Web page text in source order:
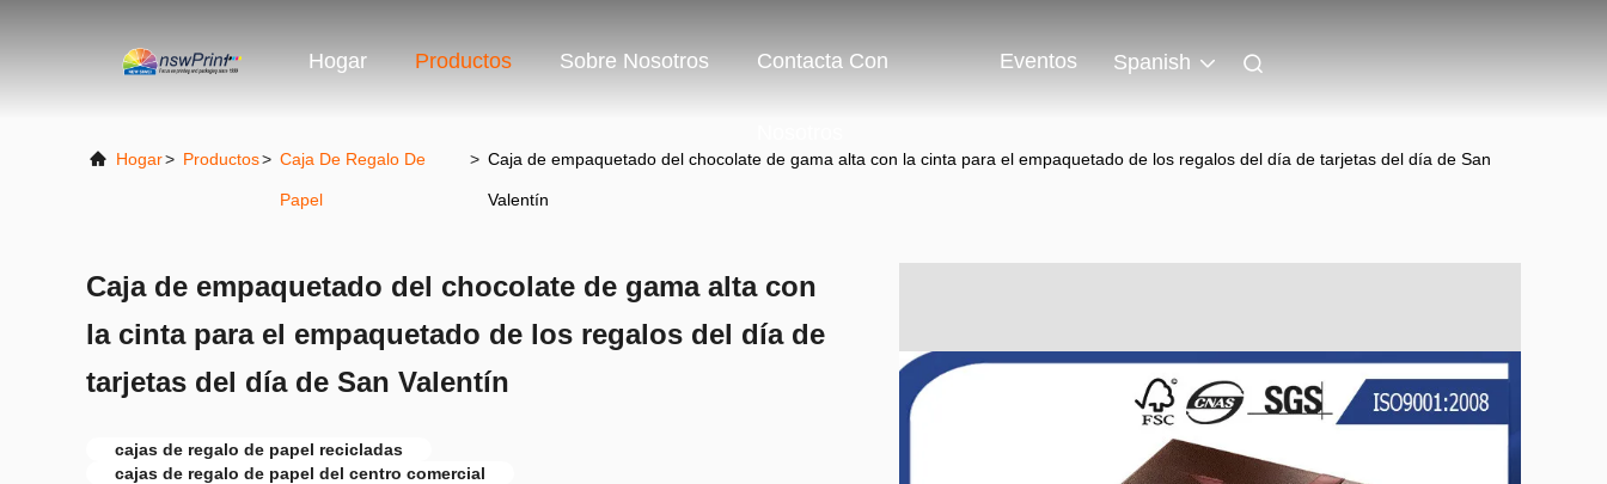
Hogar Productos Sobre Nosotros Contacta Con Eventos Spanish
Hogar> Productos> Caja De Regalo De
Papel
> Caja de empaquetado del chocolate de gama alta con la cinta para el empaquetado de los regalos del día de tarjetas del día de San
Valentín
Caja de empaquetado del chocolate de gama alta con
la cinta para el empaquetado de los regalos del día de
tarjetas del día de San Valentín
cajas de regalo de papel recicladas
cajas de regalo de papel del centro comercial